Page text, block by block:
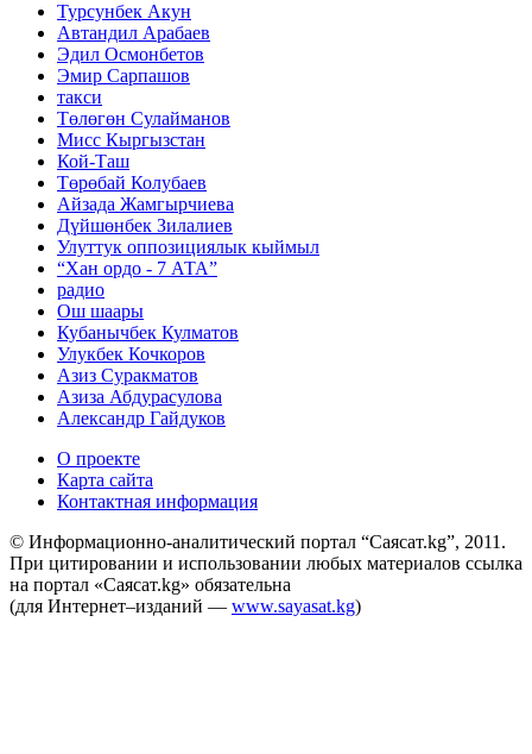
Турсунбек Акун
Автандил Арабаев
Эдил Осмонбетов
Эмир Сарпашов
такси
Төлөгөн Сулайманов
Мисс Кыргызстан
Кой-Таш
Төрөбай Колубаев
Айзада Жамгырчиева
Дүйшөнбек Зилалиев
Улуттук оппозициялык кыймыл
“Хан ордо - 7 АТА”
радио
Ош шаары
Кубанычбек Кулматов
Улукбек Кочкоров
Азиз Суракматов
Азиза Абдурасулова
Александр Гайдуков
О проекте
Карта сайта
Контактная информация
© Информационно-аналитический портал “Саясат.kg”, 2011.
При цитировании и использовании любых материалов ссылка
на портал «Саясат.kg» обязательна
(для Интернет–изданий — www.sayasat.kg)